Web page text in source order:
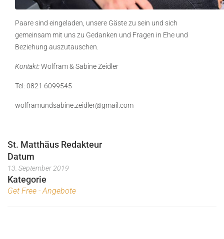
Paare sind eingeladen, unsere Gäste zu sein und sich
gemeinsam mit uns zu Gedanken und Fragen in Ehe und
Beziehung auszutauschen.
Kontakt:Wolfram & Sabine Zeidler
Tel: 0821 6099545
wolframundsabine.zeidler@gmail.com
St. Matthäus Redakteur
Datum
13. September 2019
Kategorie
Get Free - Angebote